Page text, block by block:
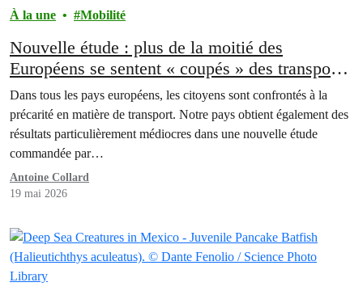
À la une Mobilité
Nouvelle étude : plus de la moitié des
Européens se sentent « coupés » des transports
publics
Dans tous les pays européens, les citoyens sont confrontés à la
précarité en matière de transport. Notre pays obtient également des
résultats particulièrement médiocres dans une nouvelle étude
commandée par…
Antoine Collard
19 mai 2026